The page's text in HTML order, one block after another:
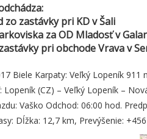
zo zastávky pri KD v Šali
za OD Mladosť v
pri obchode Vrava v
Biele Karpaty: Veľký Lopeník 911
Lopeník (CZ) – Veľký Lopeník –
Vaško Odchod: 06:00 hod.
Dĺžka: 12,7 km, Prevýšenie: